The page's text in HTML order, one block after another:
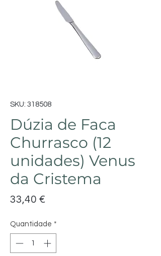
SKU: 318508
Dúzia de Faca
Churrasco (12
unidades) Venus
da Cristema
33,40 €
Quantidade *